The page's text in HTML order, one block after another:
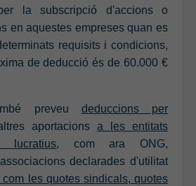
la subscripció d'accions o
en aquestes empreses quan es
requisits i condicions,
de deducció és de 60.000 €
preveu deduccions per
aportacions a les entitats
lucratius, com ara ONG,
declarades d'utilitat
les quotes sindicals, quotes